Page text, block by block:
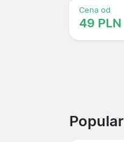
Cena od
49 PLN